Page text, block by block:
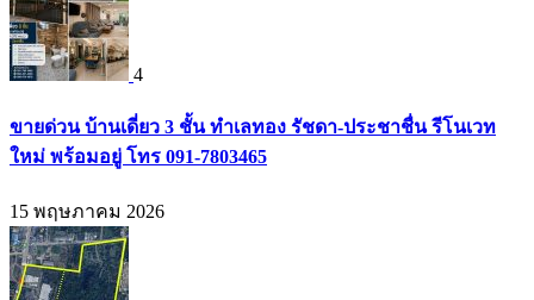
4
ขายด่วน บ้านเดี่ยว 3 ชั้น ทำเลทอง รัชดา-ประชาชื่น รีโนเวท
ใหม่ พร้อมอยู่ โทร 091-7803465
15 พฤษภาคม 2026